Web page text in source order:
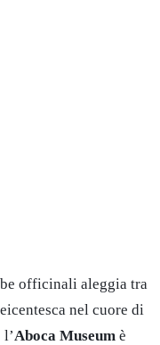
officinali aleggia tra
nel cuore di
l’Aboca Museum è